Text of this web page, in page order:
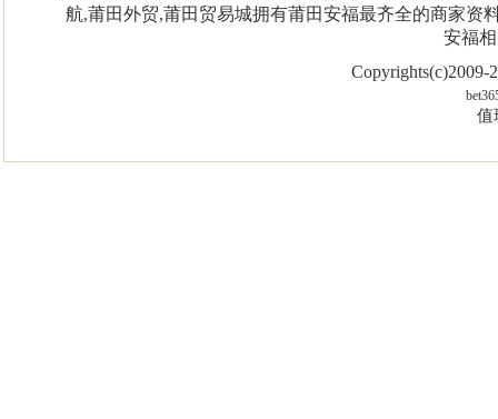
航,莆田外贸,莆田贸易城拥有莆田安福最齐全的商家资
安福
Copyrights(c)2009-
值